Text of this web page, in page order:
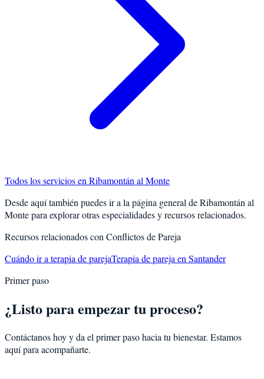
Todos los servicios en Ribamontán al Monte
Desde aquí también puedes ir a la página general deRibamontán al
Montepara explorar otras especialidades y recursos relacionados.
Recursos relacionados con Conflictos de Pareja
Cuándo ir a terapia de parejaTerapia de pareja en Santander
Primer paso
¿Listo para empezar tu proceso?
Contáctanos hoy y da el primer paso hacia tu bienestar. Estamos
aquí para acompañarte.